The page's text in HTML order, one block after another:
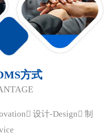
方式
设计-Design 制